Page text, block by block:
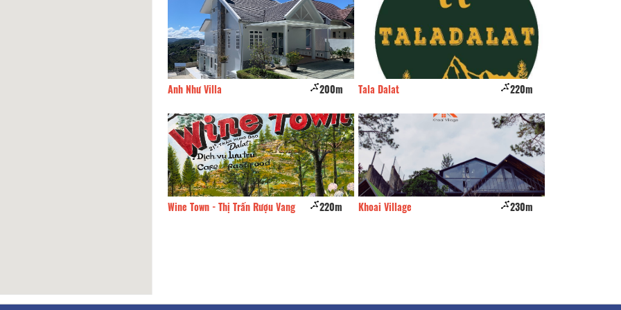
Anh Như Villa 200m
Wine Town - Thị Trấn Rượu Vang 220m
Tala Dalat 220m
Khoai Village 230m